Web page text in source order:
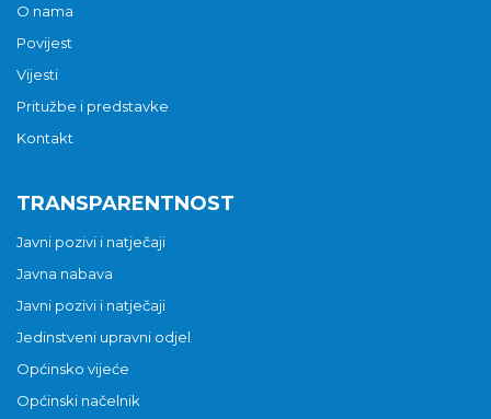
O nama
Povijest
Vijesti
Pritužbe i predstavke
Kontakt
TRANSPARENTNOST
Javni pozivi i natječaji
Javna nabava
Javni pozivi i natječaji
Jedinstveni upravni odjel
Općinsko vijeće
Općinski načelnik